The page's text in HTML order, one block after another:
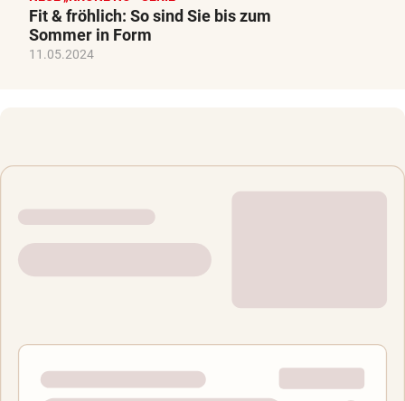
Fit & fröhlich: So sind Sie bis zum
Sommer in Form
11.05.2024